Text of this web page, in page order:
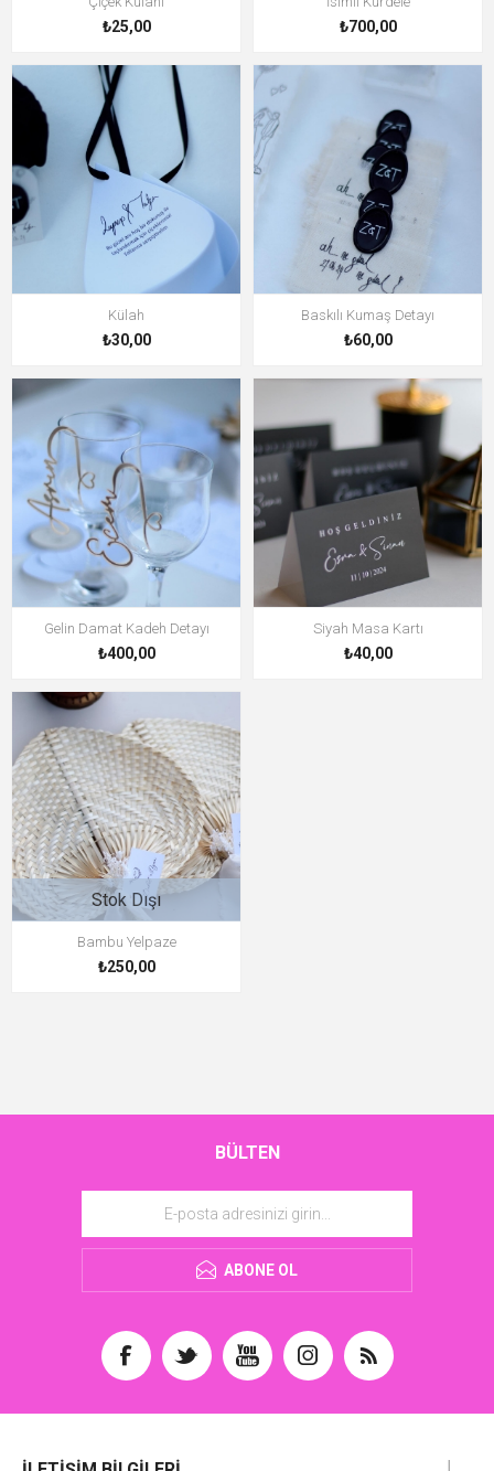
₺25,00 ₺700,00
Külah
₺30,00
Baskılı Kumaş Detayı
₺60,00
Gelin Damat Kadeh Detayı
₺400,00
Siyah Masa Kartı
₺40,00
Stok Dışı
Bambu Yelpaze
₺250,00
BÜLTEN
ABONE OL